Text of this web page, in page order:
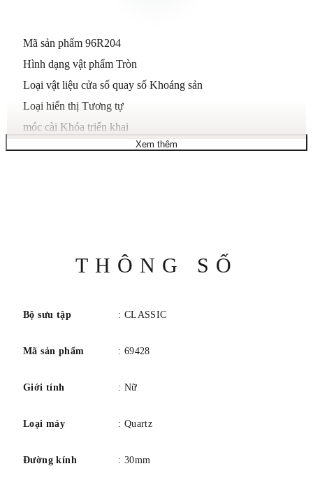
Mã sản phẩm 96R204
Hình dạng vật phẩm Tròn
Loại vật liệu cửa sổ quay số Khoáng sản
Loại hiển thị Tương tự
móc cài Khóa triển khai
Con dấu làm bằng kim loại không có
Độ dài băng tần Tiêu chuẩn nữ
Độ rộng băng tần 14 mm
Quay số màu Mẹ ngọc trai
Lịch Ngày
Độ sâu chống nước 30 mét
Xem thêm
THÔNG SỐ
Bộ sưu tập : CLASSIC
Mã sản phẩm : 69428
Giới tính : Nữ
Loại máy : Quartz
Đường kính : 30mm